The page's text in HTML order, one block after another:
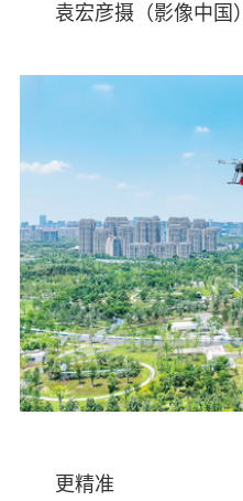
袁宏彦摄（影像中国）
更精准